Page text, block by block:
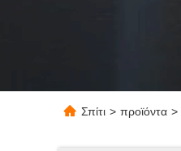
Σπίτι > προϊόντα >